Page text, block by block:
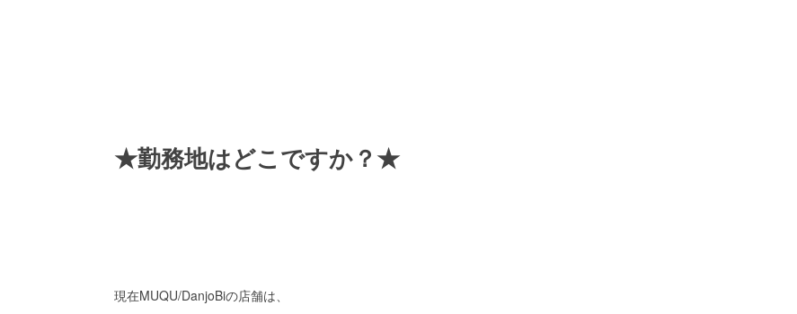
★勤務地はどこですか？★
現在MUQU/DanjoBiの店舗は、